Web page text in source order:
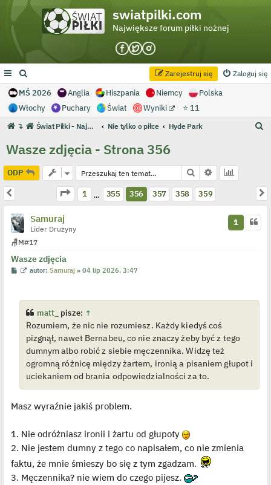
swiatpilki.com
Największe forum piłki nożnej
Zaloguj się
Zarejestruj się
MŚ 2026 Anglia Hiszpania Niemcy
Polska
Włochy
Puchary Świat Wyniki ⭐ 11
↴ Świat Piłki - Największe forum piłki nożnej Nie tylko o piłce Hyde Park
j
Wasze zdjęcia - Strona 356
ODP Szukaj Wyszukiwanie
Strona
356 z359
1 … 355 356 357 358 359
Samuraj
Lider Drużyny
🪑M#17
Wasze zdjęcia
1
P
W
i
e
t
l
o
j
e
d
n
c
y
p
t
autor:Samuraj »04 lip 2026, 3:47
matt_ pisze: ↑
Rozumiem, że nic nie rozumiesz. Każdy kiedyś coś
pizgnął, nawet Bernabeu, co nie znaczy żeby być z tego
dumnym albo robić z siebie męczennika. Widzę też
ogromną różnicę między żartem, ironią a pisaniem głupot i
uciekaniem od brania odpowiedzialności za to.
Masz wyraźnie jakiś problem.
1. Nie odróżniasz ironii i żartu od głupoty
2. Nie jestem dumny z tego co napisałem, co nie zmienia
faktu, że mnie śmieszy bo się z tym zgadzam.
3. Męczennika? nie wiem do czego pijesz.